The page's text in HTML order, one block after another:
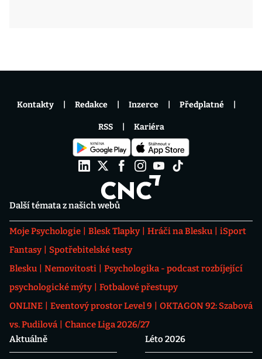
Další témata z našich webů
Moje Psychologie Blesk Tlapky Hráči na Blesku
iSport
Fantasy
Spotřebitelské testy
Blesku
Nemovitosti
Psychologika - podcast rozbíjející
psychologické mýty
Fotbalové přestupy
ONLINE
Eventový prostor Level 9
OKTAGON 92: Szabová
vs. Pudilová
Chance Liga 2026/27
Aktuálně
Léto 2026
Kontakty Redakce Inzerce Předplatné
RSS Kariéra